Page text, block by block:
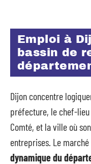
Emploi à
bassin de
Dijon concentre
préfecture, le chef-lieu
Comté, et la ville où
entreprises. Le marché
dynamique du